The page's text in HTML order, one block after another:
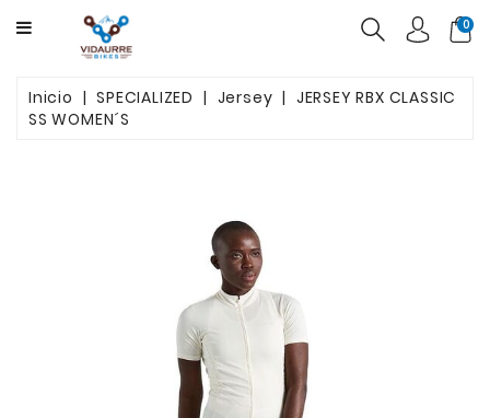
CATEGORY
PRODUCTOS
0
Inicio SPECIALIZED Jersey
JERSEY RBX CLASSIC
SS WOMEN´S